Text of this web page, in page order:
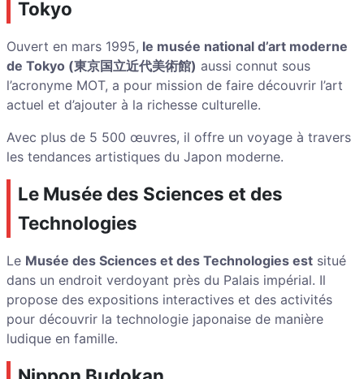
Tokyo
Ouvert en mars 1995, le musée national d’art moderne
de Tokyo (東京国立近代美術館) aussi connut sous
l’acronyme MOT, a pour mission de faire découvrir l’art
actuel et d’ajouter à la richesse culturelle.
Avec plus de 5 500 œuvres, il offre un voyage à travers
les tendances artistiques du Japon moderne.
Le Musée des Sciences et des
Technologies
Le Musée des Sciences et des Technologies est situé
dans un endroit verdoyant près du Palais impérial. Il
propose des expositions interactives et des activités
pour découvrir la technologie japonaise de manière
ludique en famille.